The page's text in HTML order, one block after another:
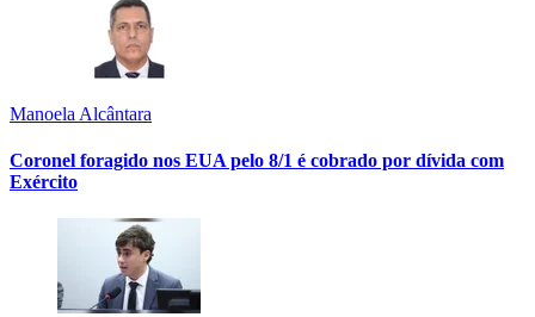
Manoela Alcântara
Coronel foragido nos EUA pelo 8/1 é cobrado por dívida com
Exército